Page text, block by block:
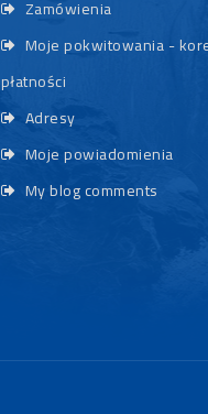
Zamówienia
Moje pokwitowania -
płatności
Adresy
Moje powiadomienia
My blog comments